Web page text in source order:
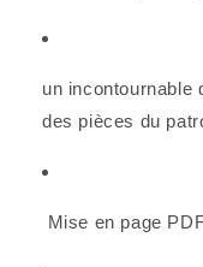
un incontournable
des pièces du
Mise en page